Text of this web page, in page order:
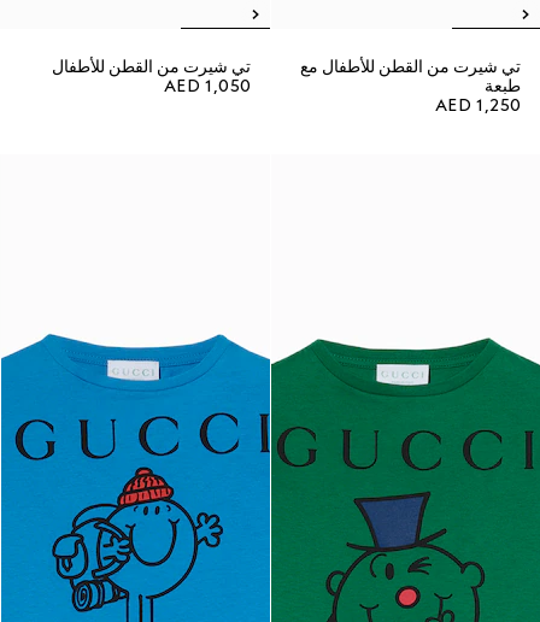
تي شيرت من القطن للأطفال مع
طبعة
AED 1,250
تي شيرت من القطن للأطفال
AED 1,050